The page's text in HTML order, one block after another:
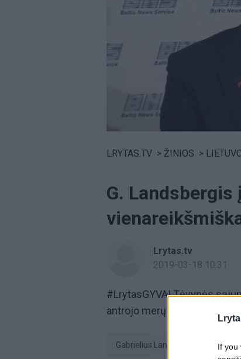
If you
LRYTAS.TV > ŽINIOS >
G.
Lrytas.tv
2019-03-18 10:31
#LrytasGYVAI Tėvynės
antrojo merų rinkimų turo.
Gabrielius Landsbergis